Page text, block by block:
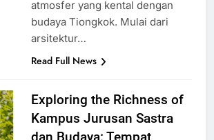
atmosfer yang kental dengan
budaya Tiongkok. Mulai dari
arsitektur…
Read Full News
Exploring the Richness of
Kampus Jurusan Sastra